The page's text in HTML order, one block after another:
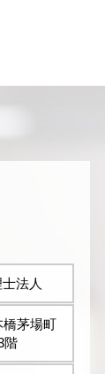
法人
茅場町
階